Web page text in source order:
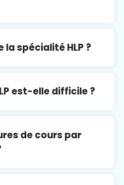
la spécialité HLP ?
est-elle difficile ?
de cours par